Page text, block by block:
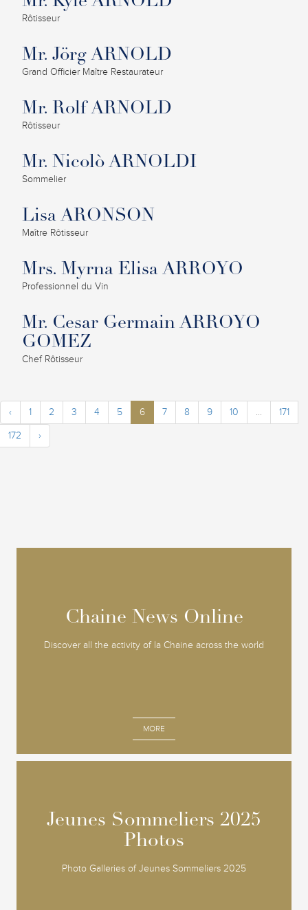
Rôtisseur
Mr. Jörg ARNOLD
Grand Officier Maître Restaurateur
Mr. Rolf ARNOLD
Rôtisseur
Mr. Nicolò ARNOLDI
Sommelier
Lisa ARONSON
Maître Rôtisseur
Mrs. Myrna Elisa ARROYO
Professionnel du Vin
Mr. Cesar Germain ARROYO
GOMEZ
Chef Rôtisseur
‹ 1 2 3 4 5 6 7 8 9 10 ...
171
172
›
Chaine News Online
Discover all the activity of la Chaine across the world
MORE
Chaine News Online
Jeunes Sommeliers 2025
Photos
Photo Galleries of Jeunes Sommeliers 2025
Jeunes Sommeliers 2025
Photos